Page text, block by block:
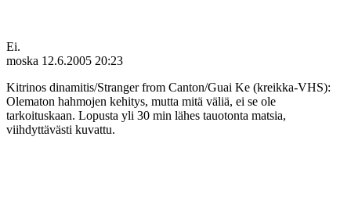
Ei.
moska 12.6.2005 20:23
Kitrinos dinamitis/Stranger from Canton/Guai Ke (kreikka-VHS):
Olematon hahmojen kehitys, mutta mitä väliä, ei se ole
tarkoituskaan. Lopusta yli 30 min lähes tauotonta matsia,
viihdyttävästi kuvattu.